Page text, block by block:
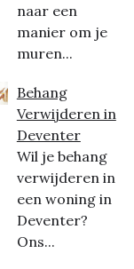
naar een
manier om je
muren...
Behang
Verwijderen in
Deventer
Wil je behang
verwijderen in
een woning in
Deventer?
Ons...